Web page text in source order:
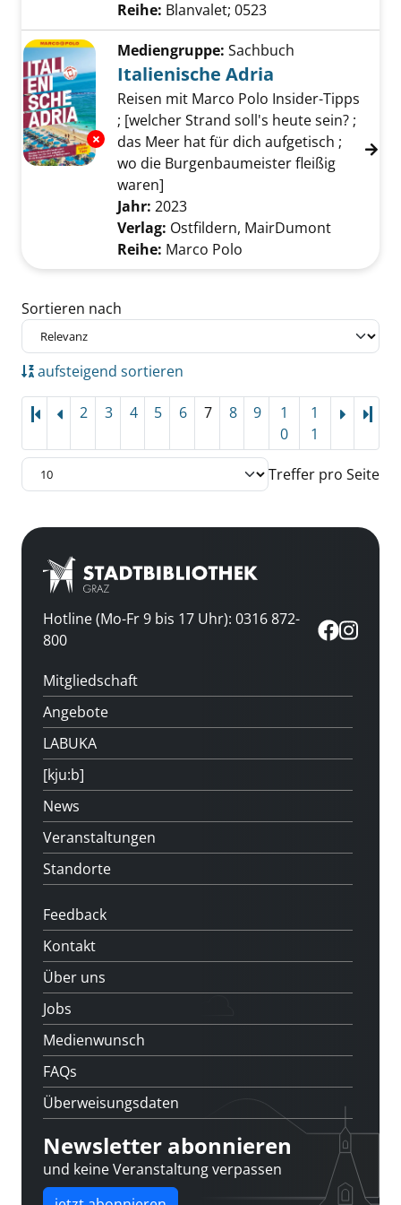
Reihe: Blanvalet; 0523
Exemplar-Details von Italienische Adria
Mediengruppe: Sachbuch
Italienische Adria
Reisen mit Marco Polo Insider-Tipps
; [welcher Strand soll's heute sein? ;
das Meer hat für dich aufgetisch ;
wo die Burgenbaumeister fleißig
waren]
Suche nach diesem Verfasser
Jahr: 2023
Verlag: Ostfildern, MairDumont
Reihe: Marco Polo
Zu den Suchfiltern springen
Sortieren nach
aufsteigend sortieren
2 3 4 5 6 7 8 9
1
0
1
1
Treffer pro Seite
Hotline (Mo-Fr 9 bis 17 Uhr): 0316 872-
800
Mitgliedschaft
Angebote
LABUKA
[kju:b]
News
Veranstaltungen
Standorte
Feedback
Kontakt
Über uns
Jobs
Medienwunsch
FAQs
Überweisungsdaten
Newsletter abonnieren
und keine Veranstaltung verpassen